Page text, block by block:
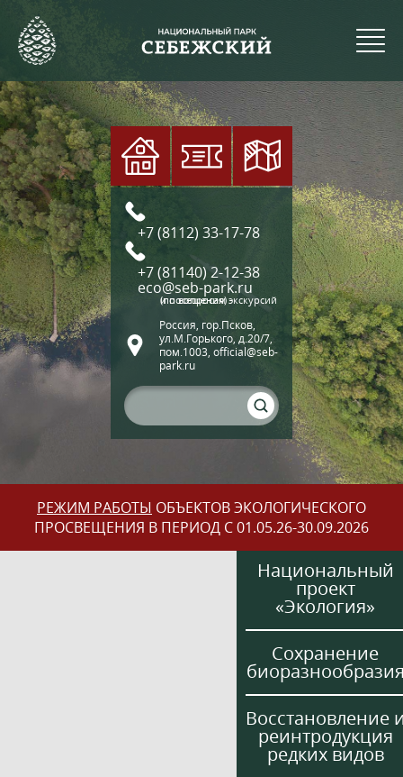
+7 (8112) 33-17-78
+7 (81140) 2-12-38
eco@seb-park.ru
(по вопросам экскурсий и посещения)
Россия, гор.Псков,
ул.М.Горького, д.20/7,
пом.1003, official@seb-
park.ru
РЕЖИМ РАБОТЫ ОБЪЕКТОВ ЭКОЛОГИЧЕСКОГО
ПРОСВЕЩЕНИЯ В ПЕРИОД С 01.05.26-30.09.2026
Национальный
проект
«Экология»
Сохранение
Восстановление
реинтродукция
редких видов